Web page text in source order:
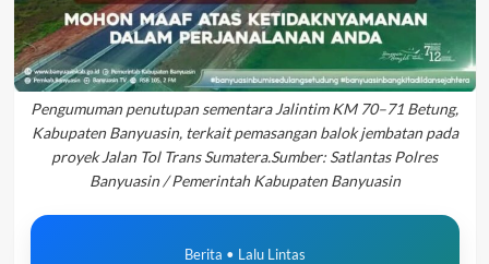
Pengumuman penutupan sementara Jalintim KM 70–71 Betung,
Kabupaten Banyuasin, terkait pemasangan balok jembatan pada
proyek Jalan Tol Trans Sumatera.Sumber: Satlantas Polres
Banyuasin / Pemerintah Kabupaten Banyuasin
Berita • Lalu Lintas